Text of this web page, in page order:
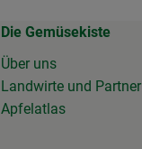
Die Gemüsekiste
Über uns
Landwirte und Partner
Apfelatlas